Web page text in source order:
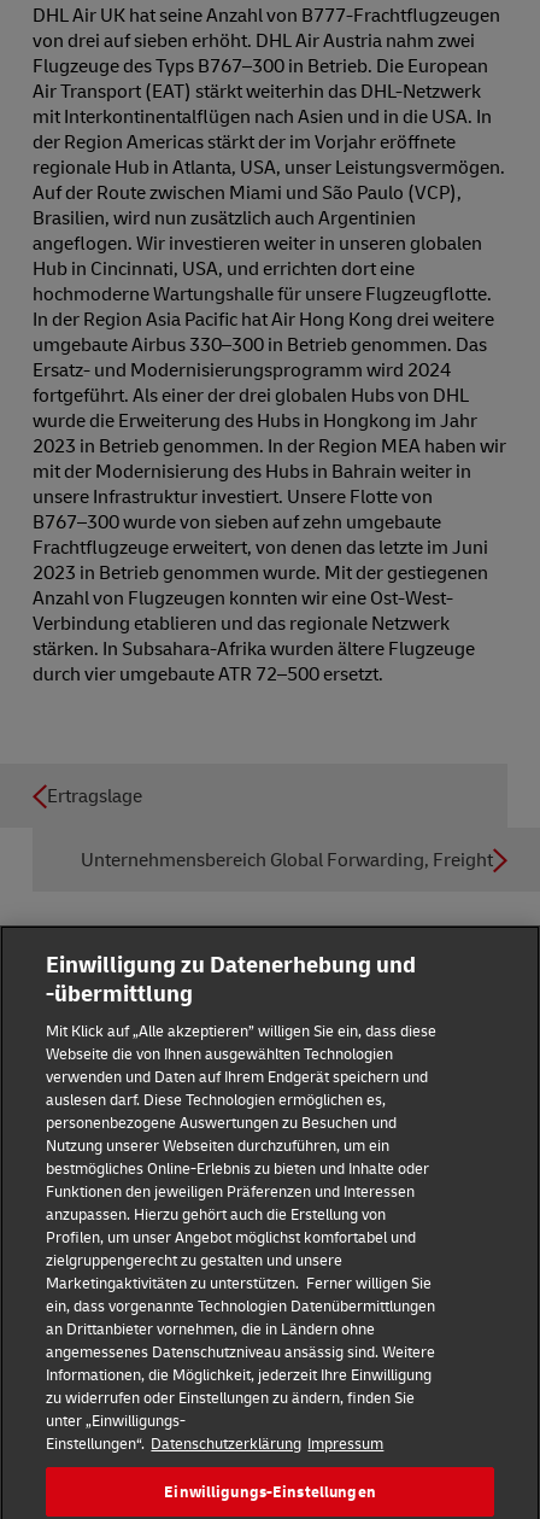
DHL Air UK hat seine Anzahl von B777-Frachtflugzeugen
von drei auf sieben erhöht. DHL Air Austria nahm zwei
Flugzeuge des Typs B767⁠–⁠300 in Betrieb. Die European
Air Transport (EAT) stärkt weiterhin das DHL-Netzwerk
mit Interkontinentalflügen nach Asien und in die USA. In
der Region Americas stärkt der im Vorjahr eröffnete
regionale Hub in Atlanta, USA, unser Leistungsvermögen.
Auf der Route zwischen Miami und São Paulo (VCP),
Brasilien, wird nun zusätzlich auch Argentinien
angeflogen. Wir investieren weiter in unseren globalen
Hub in Cincinnati, USA, und errichten dort eine
hochmoderne Wartungshalle für unsere Flugzeugflotte.
In der Region Asia Pacific hat Air Hong Kong drei weitere
umgebaute Airbus 330⁠–⁠300 in Betrieb genommen. Das
Ersatz- und Modernisierungsprogramm wird 2024
fortgeführt. Als einer der drei globalen Hubs von DHL
wurde die Erweiterung des Hubs in Hongkong im Jahr
2023 in Betrieb genommen. In der Region MEA haben wir
mit der Modernisierung des Hubs in Bahrain weiter in
unsere Infrastruktur investiert. Unsere Flotte von
B767⁠–⁠300 wurde von sieben auf zehn umgebaute
Frachtflugzeuge erweitert, von denen das letzte im Juni
2023 in Betrieb genommen wurde. Mit der gestiegenen
Anzahl von Flugzeugen konnten wir eine Ost-West-
Verbindung etablieren und das regionale Netzwerk
stärken. In Subsahara-Afrika wurden ältere Flugzeuge
durch vier umgebaute ATR 72⁠–⁠500 ersetzt.
Ertragslage
Unternehmensbereich Global Forwarding, Freight
Reporting Hub
Impressum
Datenschutz
Haftungsausschluss
Cookie-Einstellungen
IR Kontakt
Follow us
Einwilligung zu Datenerhebung und
-übermittlung
Mit Klick auf „Alle akzeptieren” willigen Sie ein, dass diese
Webseite die von Ihnen ausgewählten Technologien
verwenden und Daten auf Ihrem Endgerät speichern und
auslesen darf. Diese Technologien ermöglichen es,
personenbezogene Auswertungen zu Besuchen und
Nutzung unserer Webseiten durchzuführen, um ein
bestmögliches Online-Erlebnis zu bieten und Inhalte oder
Funktionen den jeweiligen Präferenzen und Interessen
anzupassen. Hierzu gehört auch die Erstellung von
Profilen, um unser Angebot möglichst komfortabel und
zielgruppengerecht zu gestalten und unsere
Marketingaktivitäten zu unterstützen. Ferner willigen Sie
ein, dass vorgenannte Technologien Datenübermittlungen
an Drittanbieter vornehmen, die in Ländern ohne
angemessenes Datenschutzniveau ansässig sind. Weitere
Informationen, die Möglichkeit, jederzeit Ihre Einwilligung
zu widerrufen oder Einstellungen zu ändern, finden Sie
unter „Einwilligungs-
Einstellungen“. Datenschutzerklärung Impressum
Einwilligungs-Einstellungen